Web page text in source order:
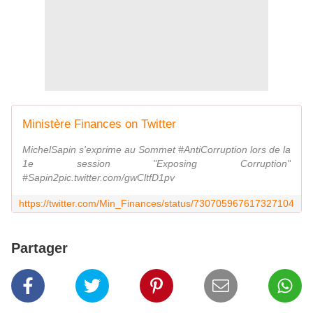
Ministère Finances on Twitter
MichelSapin s'exprime au Sommet #AntiCorruption lors de la
1e session "Exposing Corruption"
#Sapin2pic.twitter.com/gwCltfD1pv
https://twitter.com/Min_Finances/status/730705967617327104
Partager